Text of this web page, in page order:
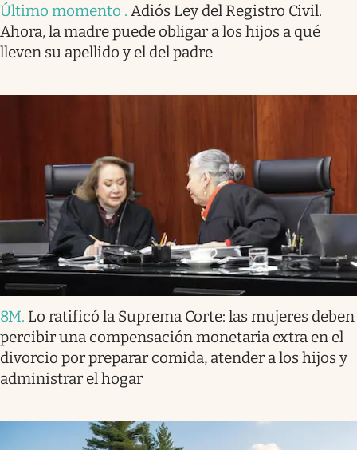
Último momento . Adiós Ley del Registro Civil.
Ahora, la madre puede obligar a los hijos a qué
lleven su apellido y el del padre
8M. Lo ratificó la Suprema Corte: las mujeres deben
percibir una compensación monetaria extra en el
divorcio por preparar comida, atender a los hijos y
administrar el hogar